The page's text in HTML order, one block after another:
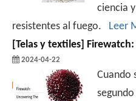
ciencia
resistentes al fuego. Leer
Telas y textiles Firewatch: Descubriendo la
2024-04-22
Cuando